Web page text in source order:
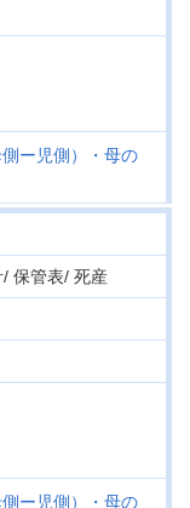
ー児側）・母の
保管表/ 死産
ー児側）・母の